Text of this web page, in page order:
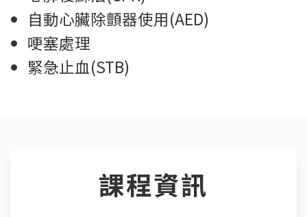
自動心臟除顫器使用(AED)
哽塞處理
緊急止血(STB)
課程資訊